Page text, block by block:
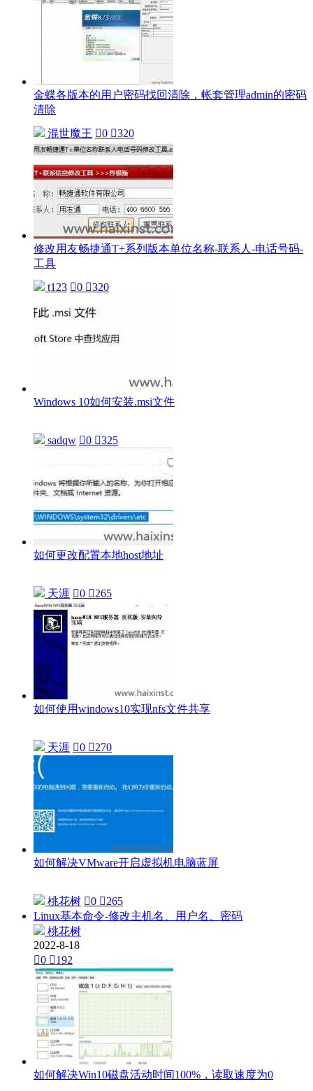
金蝶各版本的用户密码找回清除，帐套管理admin的密码
清除
混世魔王 0 320
修改用友畅捷通T+系列版本单位名称-联系人-电话号码-
工具
t123 0 320
Windows 10如何安装.msi文件
sadqw 0 325
如何更改配置本地host地址
天涯 0 265
如何使用windows10实现nfs文件共享
天涯 0 270
如何解决VMware开启虚拟机电脑蓝屏
桃花树 0 265
Linux基本命令-修改主机名、用户名、密码
桃花树
2022-8-18
0 192
如何解决Win10磁盘活动时间100%，读取速度为0